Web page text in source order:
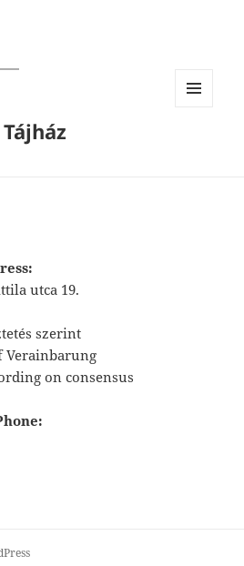
utca 19.
szerint
Verainbarung
on consensus